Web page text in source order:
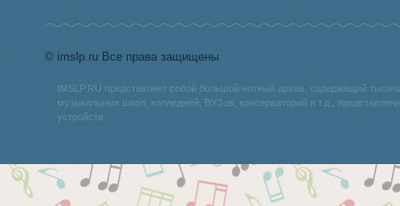
© imslp.ru Все права защищены
IMSLP.RU представляет собой большой нотный архив, содержащий
музыкальных школ, колледжей, ВУЗов, консерваторий и т.д.,
устройств.